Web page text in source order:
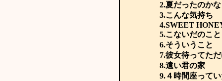
2.夏だったのか
3.こんな気持ち
4.SWEET
5.こないだのこ
6.そういうこと
7.彼女待ってた
8.遠い君の家
9.４時間座って